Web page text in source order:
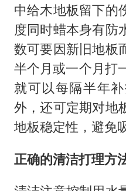
中给木地板留下的
度同时蜡本身有防
数可要因新旧地板
半个月或一个月打
就可以每隔半年
外，还可定期对地
地板稳定性，避免
正确的清洁打理方